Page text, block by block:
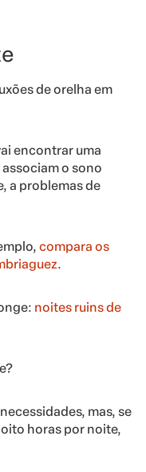
de orelha em
encontrar uma
o sono
a problemas de
compara os
.
noites ruins de
mas, se
horas por noite,